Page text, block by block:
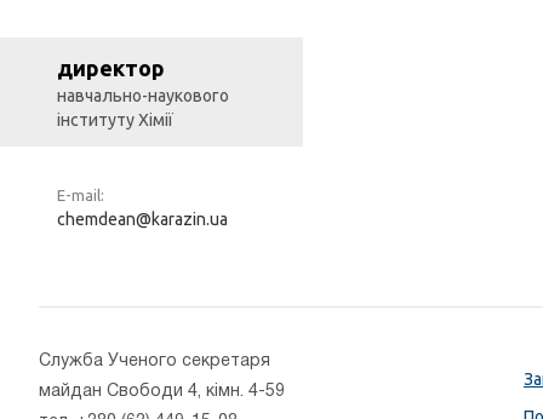
директор
навчально-наукового
інституту Хімії
E-mail:
chemdean@karazin.ua
Cлужба Ученого секретаря
майдан Свободи 4, кімн. 4-59